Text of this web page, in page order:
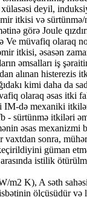
deyil,
itkisi və
görə Joule
Ve müvafiq olaraq
itkisi, əsasən
əmsalları iş
alınan histerezis
kimi daha da
olaraq əsas itki
də mexaniki
- sürtünmə itkiləri
əsas
sonra,
güman
istilik
m2 K), A səth
ölçüsüdür və